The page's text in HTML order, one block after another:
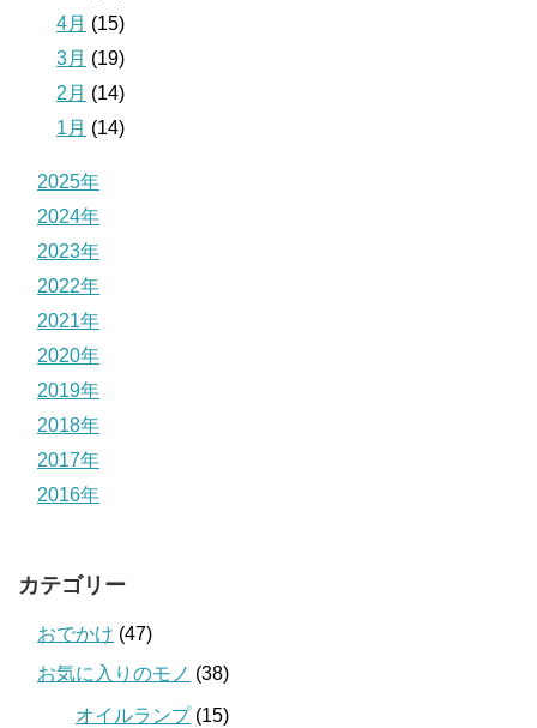
4月 (15)
3月 (19)
2月 (14)
1月 (14)
2025年
2024年
2023年
2022年
2021年
2020年
2019年
2018年
2017年
2016年
カテゴリー
おでかけ (47)
お気に入りのモノ (38)
オイルランプ(15)